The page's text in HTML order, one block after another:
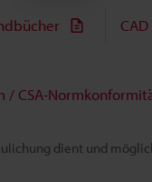
dient und
/ CSA-